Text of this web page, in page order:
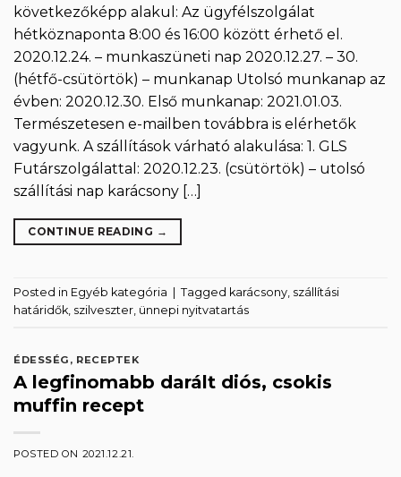
következőképp alakul: Az ügyfélszolgálat
hétköznaponta 8:00 és 16:00 között érhető el.
2020.12.24. – munkaszüneti nap 2020.12.27. – 30.
(hétfő-csütörtök) – munkanap Utolsó munkanap az
évben: 2020.12.30. Első munkanap: 2021.01.03.
Természetesen e-mailben továbbra is elérhetők
vagyunk. A szállítások várható alakulása: 1. GLS
Futárszolgálattal: 2020.12.23. (csütörtök) – utolsó
szállítási nap karácsony […]
CONTINUE READING →
Posted in Egyéb kategória Tagged karácsony, szállítási
határidők, szilveszter, ünnepi nyitvatartás
ÉDESSÉG , RECEPTEK
A legfinomabb darált diós, csokis
muffin recept
POSTED ON 2021.12.21.